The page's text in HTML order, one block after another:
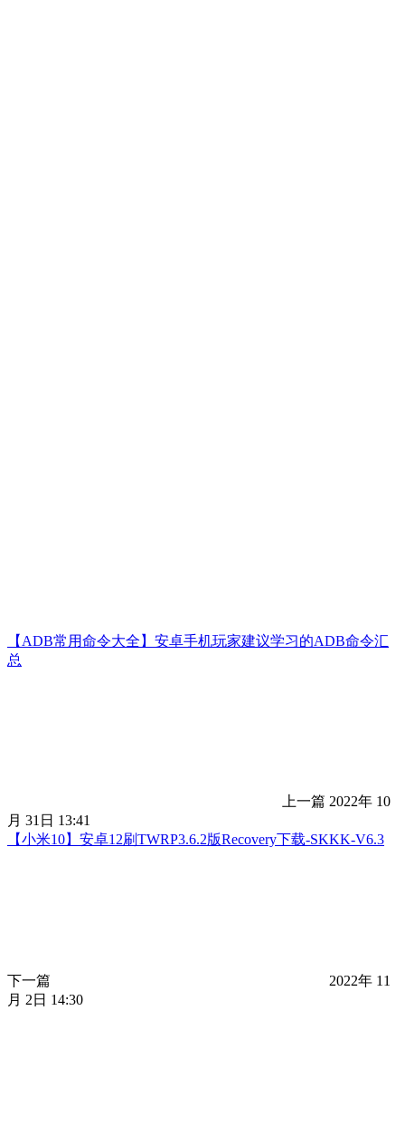
【ADB常用命令大全】安卓手机玩家建议学习的ADB命令汇
总
上一篇 2022年 10
月 31日 13:41
【小米10】安卓12刷TWRP3.6.2版Recovery下载-SKKK-V6.3
下一篇
2022年 11
月 2日 14:30